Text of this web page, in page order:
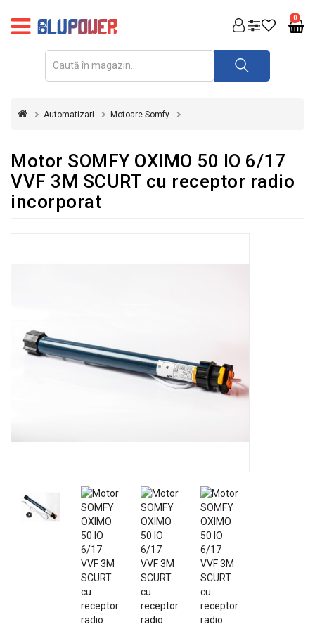
0
FOTOVOLTAICE
REDRESOARE
INVERTOARE
UPS
SCULE
DE
FOTOVOLTAICE
Automatizari Motoare Somfy
Motor SOMFY OXIMO 50 IO 6/17
VVF 3M SCURT cu receptor radio
incorporat